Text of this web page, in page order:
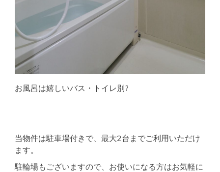
お風呂は嬉しいバス・トイレ別?
当物件は駐車場付きで、最大2台までご利用いただけ
ます。
駐輪場もございますので、お使いになる方はお気軽に